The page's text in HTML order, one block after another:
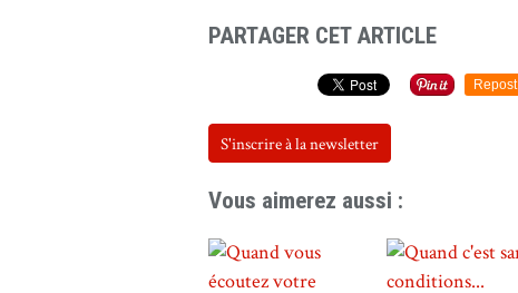
PARTAGER CET ARTICLE
Repost
S'inscrire à la newsletter
Vous aimerez aussi :